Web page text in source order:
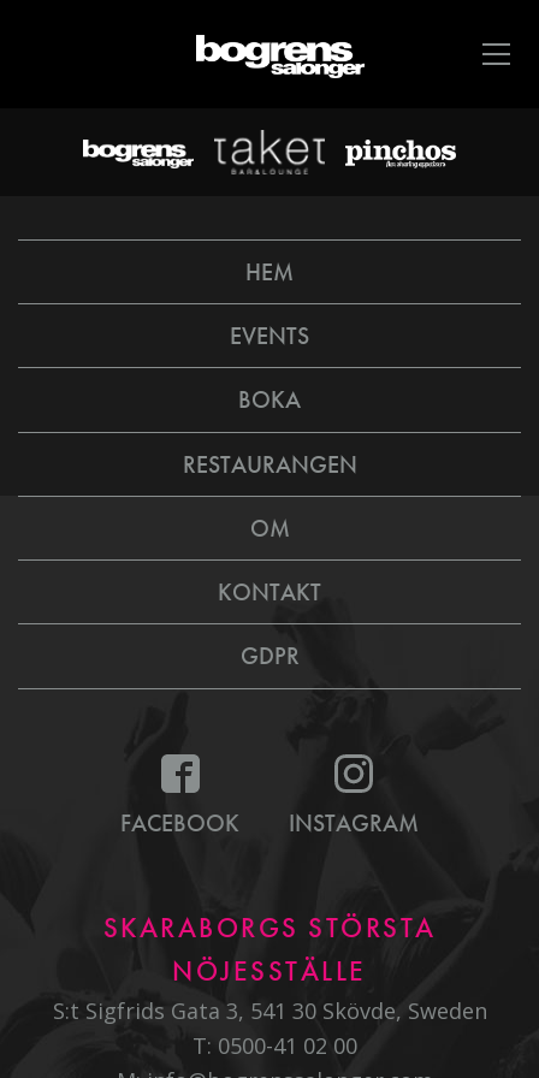
HEM
EVENTS
BOKA
RESTAURANGEN
OM
KONTAKT
GDPR
FACEBOOK INSTAGRAM
SKARABORGS STÖRSTA
NÖJESSTÄLLE
S:t Sigfrids Gata 3, 541 30 Skövde, Sweden
T: 0500-41 02 00